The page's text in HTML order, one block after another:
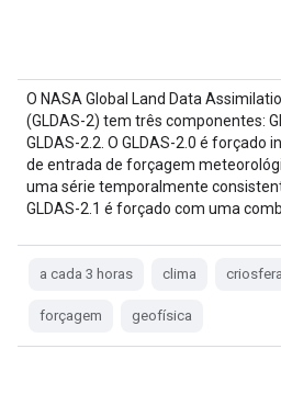
O NASA Global Land Data
(GLDAS-2) tem três componentes:
GLDAS-2.2. O GLDAS-2.0 é forçado
de entrada de forçagem
uma série temporalmente
GLDAS-2.1 é forçado com uma
a cada 3 horas clima criosfera
forçagem geofísica